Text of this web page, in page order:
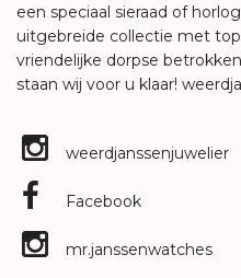
een speciaal sieraad of
uitgebreide collectie met
vriendelijke dorpse
staan wij voor u klaar!
weerdjanssenjuwelier
Facebook
mr.janssenwatches